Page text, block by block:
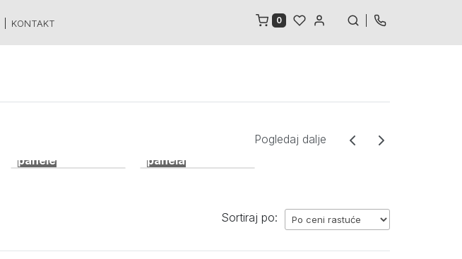
KONTAKT 0
Pogledaj dalje
panele
panela
Sortiraj po: